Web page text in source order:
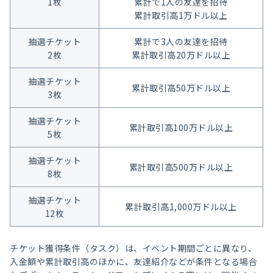
累計取引高1万ドル以上
抽選チケット
2枚
累計で3人の友達を招待
累計取引高20万ドル以上
抽選チケット
3枚
累計取引高50万ドル以上
抽選チケット
5枚
累計取引高100万ドル以上
抽選チケット
8枚
累計取引高500万ドル以上
抽選チケット
12枚
累計取引高1,000万ドル以上
チケット獲得条件（タスク）は、イベント期間ごとに異なり、
入金額や累計取引高のほかに、友達紹介などが条件となる場合